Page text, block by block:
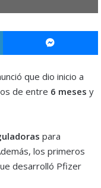
LinkedIn
que dio inicio a
de entre 6 meses y
para
los primeros
desarrolló Pfizer